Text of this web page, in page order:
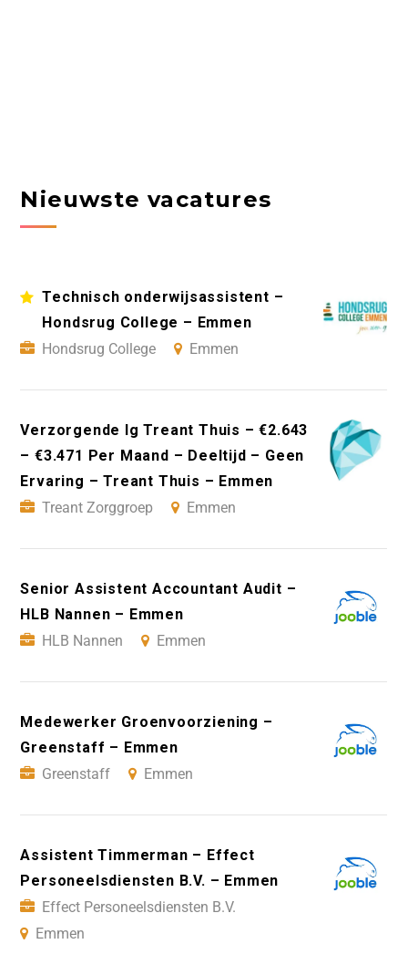
Nieuwste vacatures
Technisch onderwijsassistent –
Hondsrug College – Emmen
Hondsrug College
Emmen
Verzorgende Ig Treant Thuis – €2.643
– €3.471 Per Maand – Deeltijd – Geen
Ervaring – Treant Thuis – Emmen
Treant Zorggroep
Emmen
Senior Assistent Accountant Audit –
HLB Nannen – Emmen
HLB Nannen
Emmen
Medewerker Groenvoorziening –
Greenstaff – Emmen
Greenstaff
Emmen
Assistent Timmerman – Effect
Personeelsdiensten B.V. – Emmen
Effect Personeelsdiensten B.V.
Emmen